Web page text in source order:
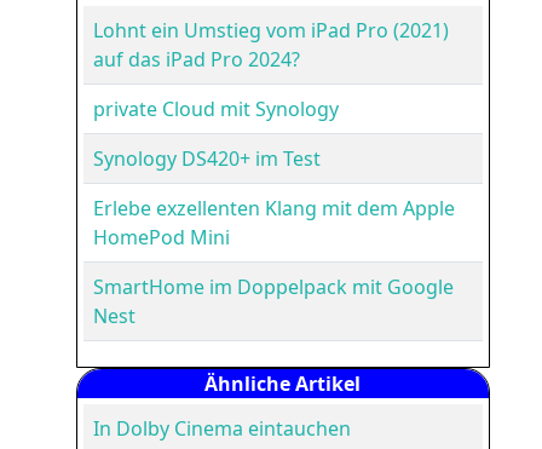
Lohnt ein Umstieg vom iPad Pro (2021)
auf das iPad Pro 2024?
private Cloud mit Synology
Synology DS420+ im Test
Erlebe exzellenten Klang mit dem Apple
HomePod Mini
SmartHome im Doppelpack mit Google
Nest
Ähnliche Artikel
In Dolby Cinema eintauchen